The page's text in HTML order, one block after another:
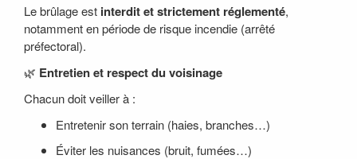
Le brûlage est interdit et strictement réglementé,
notamment en période de risque incendie (arrêté
préfectoral).
🌿 Entretien et respect du voisinage
Chacun doit veiller à :
Entretenir son terrain (haies, branches…)
Éviter les nuisances (bruit, fumées…)